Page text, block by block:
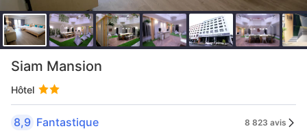
Siam Mansion
Hôtel
8,9 Fantastique 8 823 avis